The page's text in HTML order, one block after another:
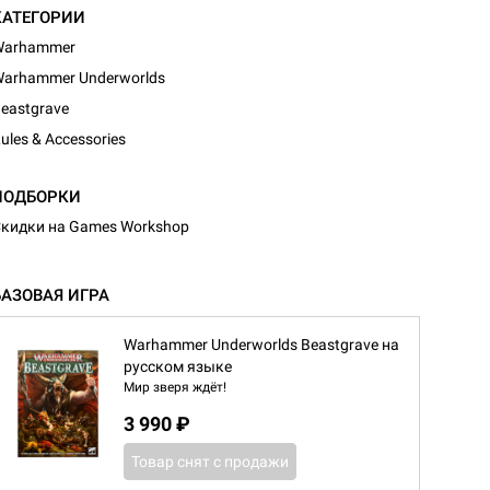
Underworlds
& Accessories
на Games Workshop
ИГРА
Warhammer Underworlds Beastgrave на
русском языке
Мир зверя ждёт!
3 990 ₽
Товар снят с продажи